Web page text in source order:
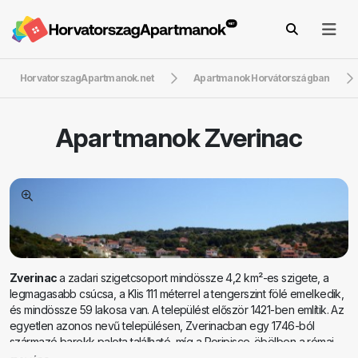
HorvatorszagApartmanok.net Apartmanok Horvátországban
ApartmanokZverinac
Zverinaca zadari szigetcsoport mindössze 4,2 km²-es szigete, a
legmagasabb csúcsa, a Klis 111 méterrel a tengerszint fölé emelkedik,
és mindössze 59 lakosa van. A települést először 1421-ben említik. Az
egyetlen azonos nevű településen, Zverinacban egy 1746-ból
származó barokk palota található, míg a Poripisce-öbölben a római